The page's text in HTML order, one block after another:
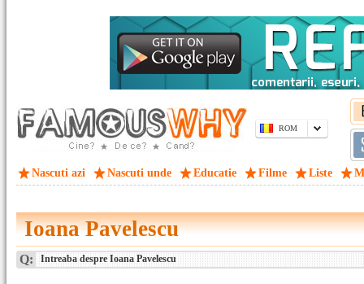
ROM
Nascuti azi Nascuti unde Educatie Filme Liste
Ioana Pavelescu
Q: Intreaba despre Ioana Pavelescu